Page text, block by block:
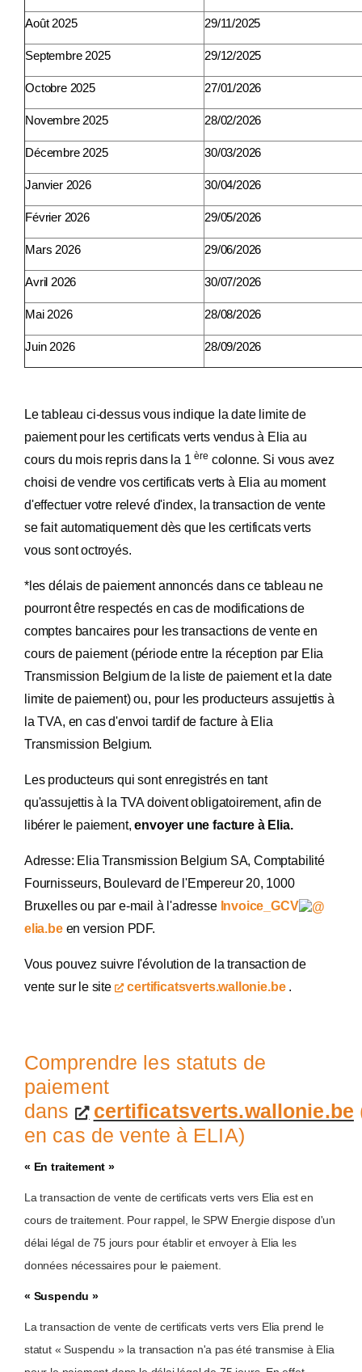
Août 2025 29/11/2025
Septembre 2025 29/12/2025
Octobre 2025 27/01/2026
Novembre 2025 28/02/2026
Décembre 2025 30/03/2026
Janvier 2026 30/04/2026
Février 2026 29/05/2026
Mars 2026 29/06/2026
Avril 2026 30/07/2026
Mai 2026 28/08/2026
Juin 2026 28/09/2026
Le tableau ci-dessus vous indique la date limite de
paiement pour les certificats verts vendus à Elia au
cours du mois repris dans la 1ère colonne. Si vous avez
choisi de vendre vos certificats verts à Elia au moment
d'effectuer votre relevé d'index, la transaction de vente
se fait automatiquement dès que les certificats verts
vous sont octroyés.
*les délais de paiement annoncés dans ce tableau ne
pourront être respectés en cas de modifications de
comptes bancaires pour les transactions de vente en
cours de paiement (période entre la réception par Elia
Transmission Belgium de la liste de paiement et la date
limite de paiement) ou, pour les producteurs assujettis à
la TVA, en cas d'envoi tardif de facture à Elia
Transmission Belgium.
Les producteurs qui sont enregistrés en tant
qu'assujettis à la TVA doivent obligatoirement, afin de
libérer le paiement,envoyer une facture à Elia.
Adresse: Elia Transmission Belgium SA, Comptabilité
Fournisseurs, Boulevard de l'Empereur 20, 1000
Bruxelles ou par e-mail à l'adresseInvoice_GCV
elia.be en version PDF.
Vous pouvez suivre l'évolution de la transaction de
vente sur le site
certificatsverts.wallonie.be.
Comprendre les statuts de
paiement
dans
certificatsverts.wallonie.be
en cas de vente à ELIA)
« En traitement »
La transaction de vente de certificats verts vers Elia est en
cours de traitement. Pour rappel, le SPW Energie dispose d'un
délai légal de 75 jours pour établir et envoyer à Elia les
données nécessaires pour le paiement.
« Suspendu »
La transaction de vente de certificats verts vers Elia prend le
statut « Suspendu » la transaction n'a pas été transmise à Elia